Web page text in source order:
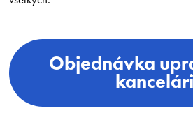
Objednávka